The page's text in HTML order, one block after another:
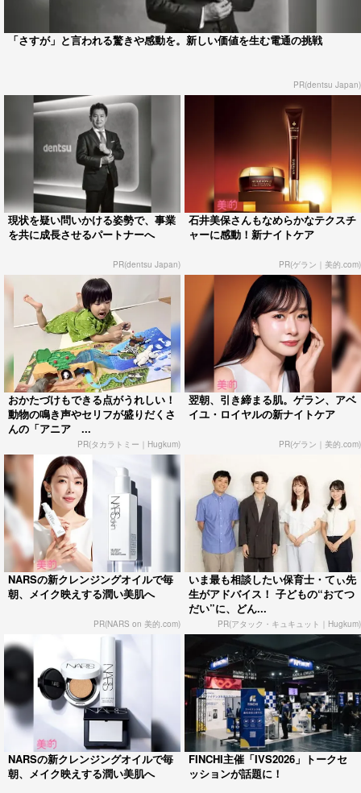
「さすが」と言われる驚きや感動を。新しい価値を生む電通の挑戦
PR(dentsu Japan)
現状を疑い問いかける姿勢で、事業
を共に成長させるパートナーへ
PR(dentsu Japan)
石井美保さんもなめらかなテクスチ
ャーに感動！新ナイトケア
PR(ゲラン｜美的.com)
おかたづけもできる点がうれしい！
動物の鳴き声やセリフが盛りだくさ
んの「アニア ...
PR(タカラトミー｜Hugkum)
翌朝、引き締まる肌。ゲラン、アベ
イユ・ロイヤルの新ナイトケア
PR(ゲラン｜美的.com)
NARSの新クレンジングオイルで毎
朝、メイク映えする潤い美肌へ
PR(NARS on 美的.com)
いま最も相談したい保育士・てぃ先
生がアドバイス！ 子どもの“おてつ
だい”に、どん...
PR(アタック・キュキュット｜Hugkum)
NARSの新クレンジングオイルで毎
朝、メイク映えする潤い美肌へ
FINCHI主催「IVS2026」トークセ
ッションが話題に！